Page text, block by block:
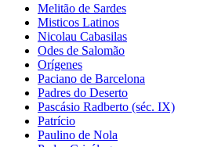
Melitão de Sardes
Misticos Latinos
Nicolau Cabasilas
Odes de Salomão
Orígenes
Paciano de Barcelona
Padres do Deserto
Pascásio Radberto (séc. IX)
Patrício
Paulino de Nola